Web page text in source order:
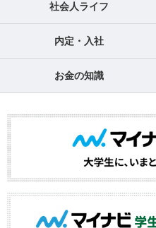
社会人ライフ
内定・入社
お金の知識